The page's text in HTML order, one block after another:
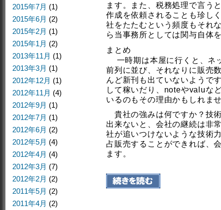
ます。また、税務処理で言う
作成を依頼されることも珍し
社をたたむという頻度もそれ
ら当事務所としては関与自体
まとめ
一時期は本屋に行くと、ネ
前列に並び、それなりに販売
んど新刊も出ていないようで
して稼いだり、noteやvaluな
いるのもその理由かもしれま
貴社の強みは何ですか？技
出来ないと、会社の継続は非
社が追いつけないような技術
占販売することができれば、
ます。
2015年7月 (1)
2015年6月 (2)
2015年2月 (1)
2015年1月 (2)
2013年11月 (1)
2013年3月 (1)
2012年12月 (1)
2012年11月 (4)
2012年9月 (1)
2012年7月 (1)
2012年6月 (2)
2012年5月 (4)
2012年4月 (4)
2012年3月 (7)
2012年2月 (2)
2011年5月 (2)
2011年4月 (2)